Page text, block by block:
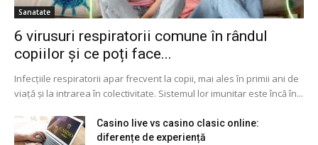
Sanatate
6 virusuri respiratorii comune în rândul
copiilor și ce poți face...
Infecțiile respiratorii apar frecvent la copii, mai ales în primii ani de
viață și la intrarea în colectivitate. Sistemul lor imunitar este încă în...
Casino live vs casino clasic online:
diferențe de experiență